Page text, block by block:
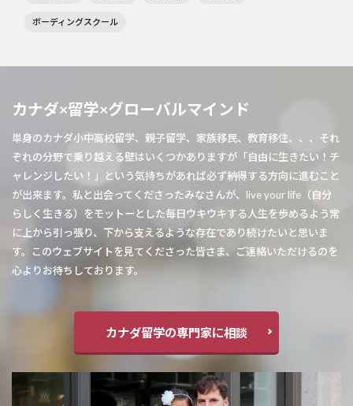
ボーディングスクール
カナダ×留学×グローバルマインド
単身のカナダ小中高校留学、親子留学、家族移民、教育移住、、、それ
ぞれの分野で乗り越える壁はいくつかありますが「自由に生きたい！チ
ャレンジしたい！」という気持ちがあれば必ず納得する方向に進むこと
が出来ます。私と出会ってくださったみなさんが、live your life（自分
らしく生きる）をモットーとした毎日ウキウキする人生を歩めるよう常
に上から引っ張り、下から支えるような存在であり続けたいと思いま
す。このウェブサイトを見てくださった皆さま、ご連絡いただけるのを
心よりお待ちしております。
カナダ留学の専門家に相談